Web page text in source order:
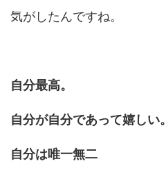
気がしたんですね。
自分最高。
自分が自分であって嬉しい。
自分は唯一無二